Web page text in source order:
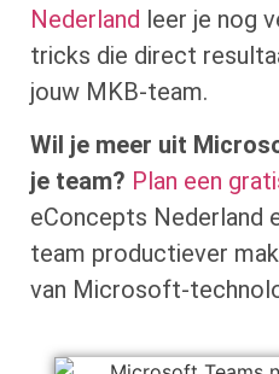
Nederland leer je nog
tricks die direct
jouw MKB-team.
Wil je meer uit
je team? Plan een
eConcepts Nederland
team productiever
van Microsoft-